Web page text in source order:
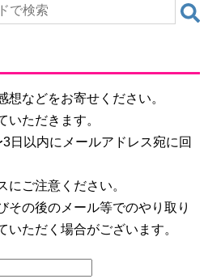
想などをお寄せください。
いただきます。
日以内にメールアドレス宛に回
にご注意ください。
その後のメール等でのやり取り
いただく場合がございます。